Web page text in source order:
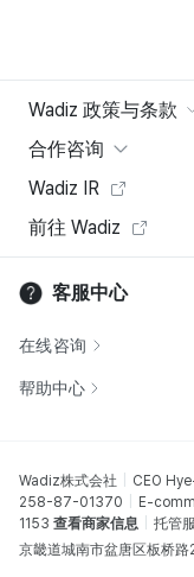
Wadiz 政策与条款
合作咨询
Wadiz IR
前往 Wadiz
客服中心
在线咨询
帮助中心
Wadiz株式会社 CEO
258-87-01370
E-
1153 查看商家信息 托管
京畿道城南市盆唐区板桥